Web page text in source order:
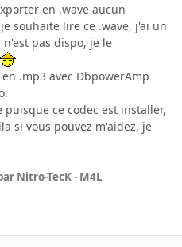
en .wave aucun
souhaite lire ce .wave, j'ai un
n'est pas dispo, je le
.mp3 avec DbpowerAmp
ce codec est installer,
si vous pouvez m'aidez, je
Nitro-TecK - M4L